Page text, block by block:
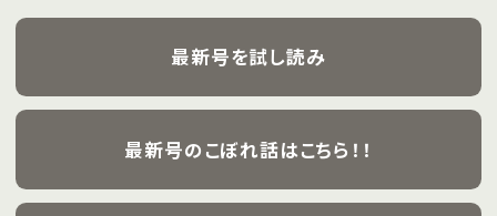
飾ります。
最新号を試し読み
最新号のこぼれ話はこちら！！